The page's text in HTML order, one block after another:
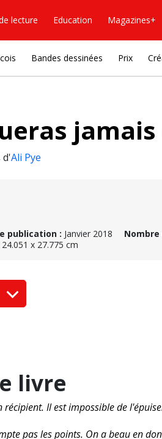
lecture Education Magazines+
Bandes dessinées Prix
d'Ali Pye
publication : Janvier 2018 Nombre
24.051 x 27.775 cm
livre
Il est impossible de
pas les points. On a beau en